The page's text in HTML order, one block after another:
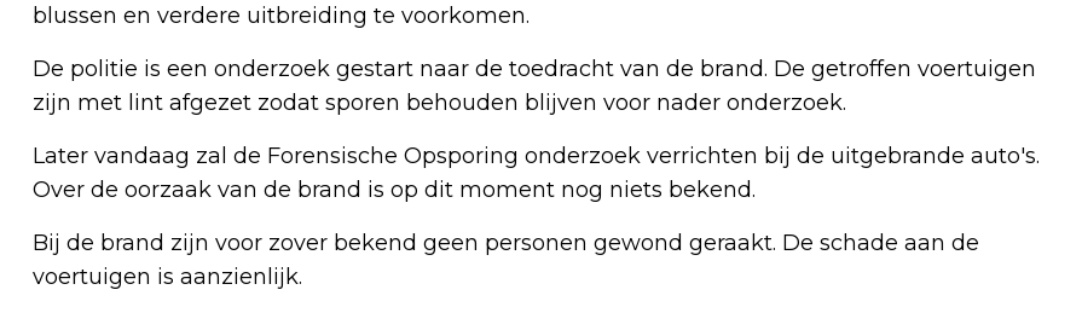
blussen en verdere uitbreiding te voorkomen.
De politie is een onderzoek gestart naar de toedracht van de brand. De getroffen voertuigen
zijn met lint afgezet zodat sporen behouden blijven voor nader onderzoek.
Later vandaag zal de Forensische Opsporing onderzoek verrichten bij de uitgebrande auto's.
Over de oorzaak van de brand is op dit moment nog niets bekend.
Bij de brand zijn voor zover bekend geen personen gewond geraakt. De schade aan de
voertuigen is aanzienlijk.